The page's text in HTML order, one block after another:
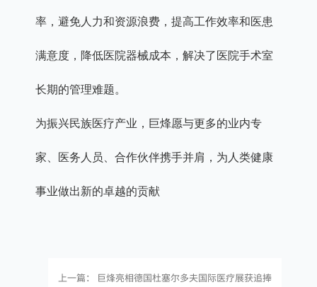
率，避免人力和资源浪费，提高工作效率和医患
满意度，降低医院器械成本，解决了医院手术室
长期的管理难题。
为振兴民族医疗产业，巨烽愿与更多的业内专
家、医务人员、合作伙伴携手并肩，为人类健康
事业做出新的卓越的贡献
上一篇： 巨烽亮相德国杜塞尔多夫国际医疗展获追捧